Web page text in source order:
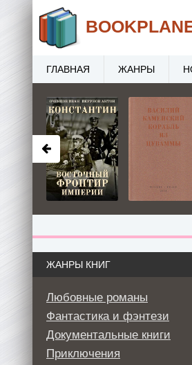
ЖАНРЫ КНИГ
Любовные романы
Фантастика и фэнтези
Документальные книги
Приключения
BOOK
ГЛАВНАЯ ЖАНРЫ